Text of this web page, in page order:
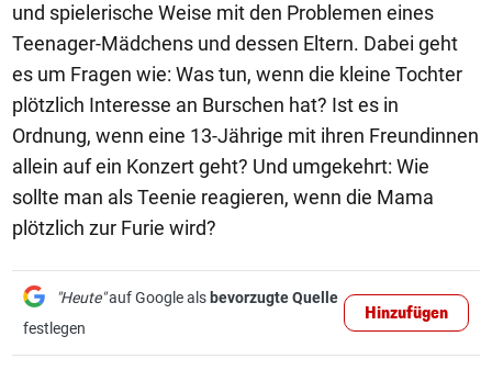
und spielerische Weise mit den Problemen eines
Teenager-Mädchens und dessen Eltern. Dabei geht
es um Fragen wie: Was tun, wenn die kleine Tochter
plötzlich Interesse an Burschen hat? Ist es in
Ordnung, wenn eine 13-Jährige mit ihren Freundinnen
allein auf ein Konzert geht? Und umgekehrt: Wie
sollte man als Teenie reagieren, wenn die Mama
plötzlich zur Furie wird?
"Heute"auf Google als bevorzugte Quelle
festlegen
Hinzufügen
1/9